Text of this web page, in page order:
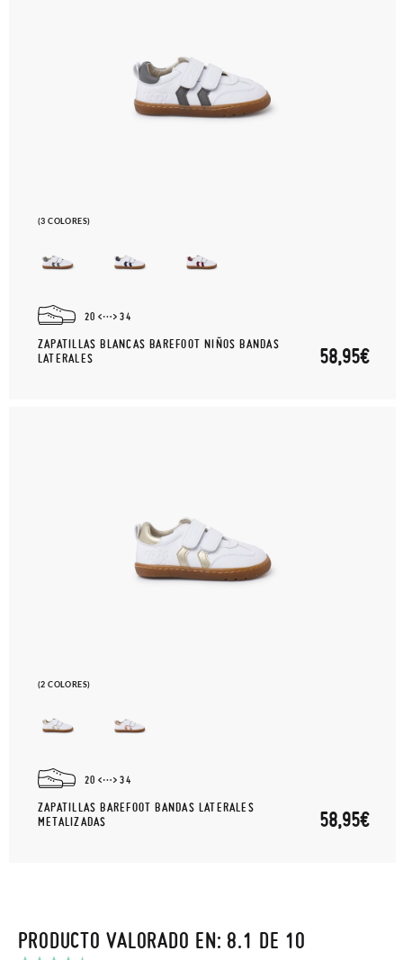
(3 COLORES)
20 34
ZAPATILLAS BLANCAS BAREFOOT NIÑOS BANDAS
LATERALES
58,95€
(2 COLORES)
20 34
ZAPATILLAS BAREFOOT BANDAS LATERALES
METALIZADAS
58,95€
PRODUCTO VALORADO EN: 8.1 DE 10